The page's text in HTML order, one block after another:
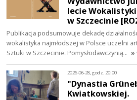
lecie
w Szczecinie
Publikacja podsumowuje dekadę
wokalistyka najmłodszej w Polsce uczelni
Sztuki w Szczecinie. Pomysłodawczynią… »
2026-06-28, godz. 20:00
"Dynastia
Kwiatkowskiej.